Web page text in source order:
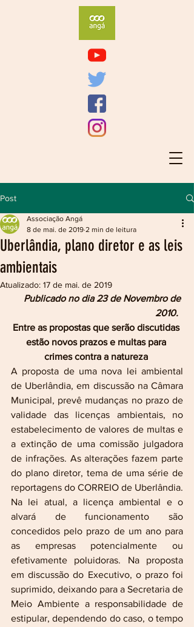
Post
Uberlândia, plano diretor e as leis
ambientais
Associação Angá
8 de mai. de 2019 2 min de leitura
Atualizado: 17 de mai. de 2019
Publicado no dia 23 de Novembro de
2010.
Entre as propostas que serão discutidas
estão novos prazos e multas para
crimes contra a natureza
A proposta de uma nova lei ambiental
de Uberlândia, em discussão na Câmara
Municipal, prevê mudanças no prazo de
validade das licenças ambientais, no
estabelecimento de valores de multas e
a extinção de uma comissão julgadora
de infrações. As alterações fazem parte
do plano diretor, tema de uma série de
reportagens do CORREIO de Uberlândia.
Na lei atual, a licença ambiental e o
alvará de funcionamento são
concedidos pelo prazo de um ano para
as empresas potencialmente ou
efetivamente poluidoras. Na proposta
em discussão do Executivo, o prazo foi
suprimido, deixando para a Secretaria de
Meio Ambiente a responsabilidade de
estipular, dependendo do caso, o tempo